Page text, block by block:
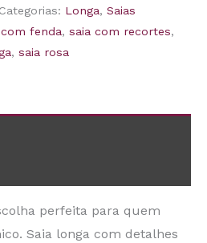
Categorias: Longa, Saias
fenda, saia com recortes,
, saia rosa
perfeita para quem
Saia longa com detalhes